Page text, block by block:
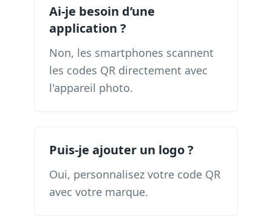
Ai-je besoin d’une
application ?
Non, les smartphones scannent
les codes QR directement avec
l'appareil photo.
Puis-je ajouter un logo ?
Oui, personnalisez votre code QR
avec votre marque.